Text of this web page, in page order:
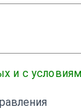
и с